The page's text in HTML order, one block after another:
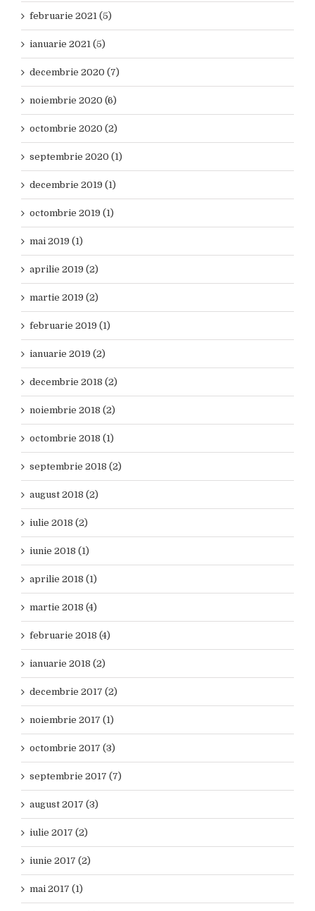
februarie 2021 (5)
ianuarie 2021 (5)
decembrie 2020 (7)
noiembrie 2020 (6)
octombrie 2020 (2)
septembrie 2020 (1)
decembrie 2019 (1)
octombrie 2019 (1)
mai 2019 (1)
aprilie 2019 (2)
martie 2019 (2)
februarie 2019 (1)
ianuarie 2019 (2)
decembrie 2018 (2)
noiembrie 2018 (2)
octombrie 2018 (1)
septembrie 2018 (2)
august 2018 (2)
iulie 2018 (2)
iunie 2018 (1)
aprilie 2018 (1)
martie 2018 (4)
februarie 2018 (4)
ianuarie 2018 (2)
decembrie 2017 (2)
noiembrie 2017 (1)
octombrie 2017 (3)
septembrie 2017 (7)
august 2017 (3)
iulie 2017 (2)
iunie 2017 (2)
mai 2017 (1)